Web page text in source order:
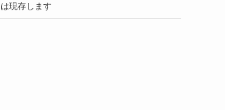
は現存します